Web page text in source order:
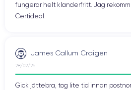
fungerar helt klanderfritt. Jag
Certideal.
James Callum Craigen
28/02/26
Gick jättebra, tog lite tid innan